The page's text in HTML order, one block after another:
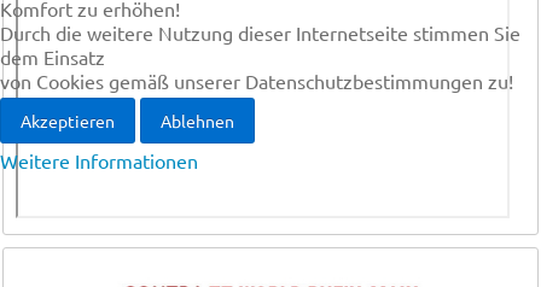
Komfort zu erhöhen!
Durch die weitere Nutzung dieser Internetseite stimmen Sie
dem Einsatz
von Cookies gemäß unserer Datenschutzbestimmungen zu!
Akzeptieren Ablehnen
Weitere Informationen